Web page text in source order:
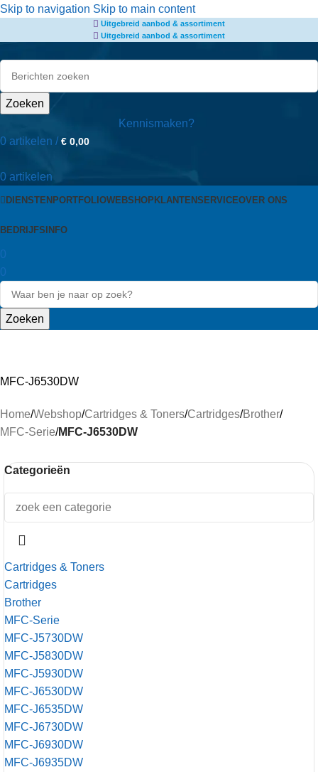
de
Skip to navigation Skip to main content
Uitgebreid aanbod & assortiment
Uitgebreid aanbod & assortiment
Zoeken
Kennismaken?
0 artikelen / € 0,00
0 artikelen
DIENSTEN PORTFOLIOWEBSHOP KLANTENSERVICEOVER ONS
BEDRIJFSINFO
Zoeken
MFC-J6530DW
Home/Webshop/Cartridges & Toners/Cartridges/Brother/
MFC-Serie/MFC-J6530DW
Categorieën
Cartridges & Toners
Cartridges
Brother
MFC-Serie
MFC-J5730DW
MFC-J5830DW
MFC-J5930DW
MFC-J6530DW
MFC-J6535DW
MFC-J6730DW
MFC-J6930DW
MFC-J6935DW